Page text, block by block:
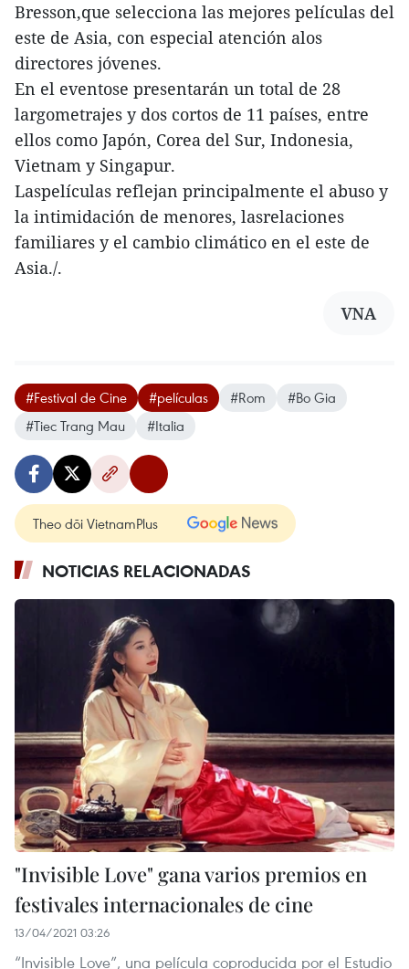
Bresson,que selecciona las mejores películas del
este de Asia, con especial atención alos
directores jóvenes.
En el eventose presentarán un total de 28
largometrajes y dos cortos de 11 países, entre
ellos como Japón, Corea del Sur, Indonesia,
Vietnam y Singapur.
Laspelículas reflejan principalmente el abuso y
la intimidación de menores, lasrelaciones
familiares y el cambio climático en el este de
Asia./.
VNA
#Festival de Cine #películas #Rom
#Bo Gia
#Tiec Trang Mau
#Italia
Theo dõi VietnamPlus
NOTICIAS RELACIONADAS
"Invisible Love" gana varios premios en
festivales internacionales de cine
13/04/2021 03:26
“Invisible Love”, una película coproducida por el Estudio